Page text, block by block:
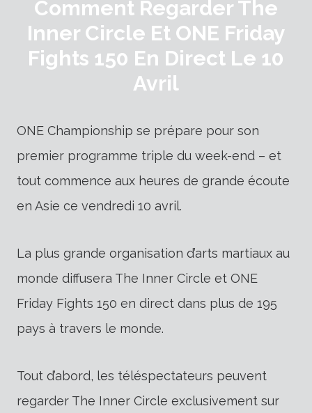
Comment Regarder The
Inner Circle Et ONE Friday
Fights 150 En Direct Le 10
Avril
ONE Championship se prépare pour son
premier programme triple du week-end – et
tout commence aux heures de grande écoute
en Asie ce vendredi 10 avril.
La plus grande organisation d’arts martiaux au
monde diffusera The Inner Circle et ONE
Friday Fights 150 en direct dans plus de 195
pays à travers le monde.
Tout d’abord, les téléspectateurs peuvent
regarder The Inner Circle exclusivement sur